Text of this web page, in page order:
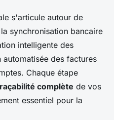
s'articule autour de
synchronisation bancaire
intelligente des
des factures
Chaque étape
complète de vos
essentiel pour la